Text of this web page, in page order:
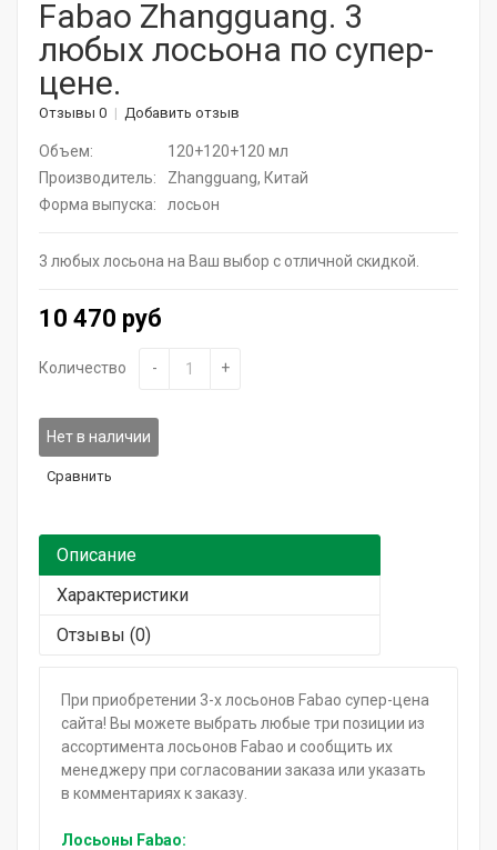
Актуальная косметика для лица и тела
Натуральные растительные средства
Витамины для волос
Дермароллеры
SPA - уход для волос
Средства для укладки
Горящие сроки / Поврежденная упаковка
Fabao Zhangguang. 3
любых лосьона по супер-
цене.
Отзывы 0 Добавить отзыв
Объем:
120+120+120 мл
Производитель:
Zhangguang, Китай
Форма выпуска:
лосьон
3 любых лосьона на Ваш выбор с отличной скидкой.
10 470 руб
Количество - +
Нет в наличии
Сравнить
Описание
Характеристики
Отзывы (0)
При приобретении 3-х лосьонов Fabao супер-цена
сайта! Вы можете выбрать любые три позиции из
ассортимента лосьонов Fabao и сообщить их
менеджеру при согласовании заказа или указать
в комментариях к заказу.
Лосьоны Fabao: